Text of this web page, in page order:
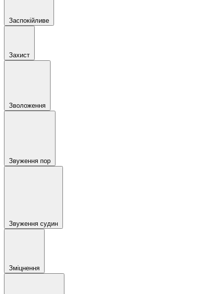
Заспокійливе
Захист
Зволоження
Звуження пор
Звуження судин
Зміцнення